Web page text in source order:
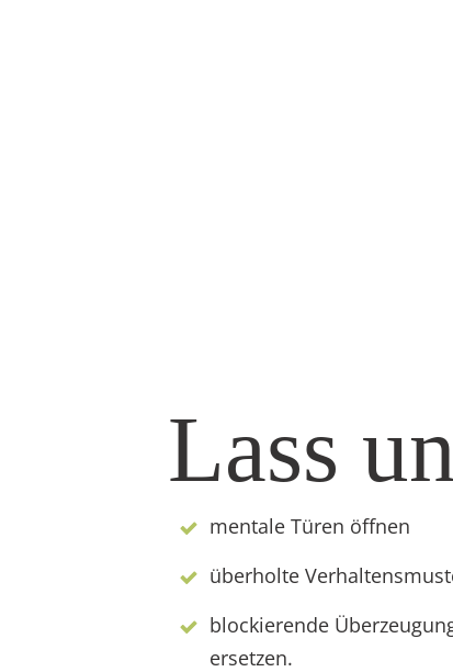
Lass
mentale Türen öffnen
überholte
blockierende
ersetzen.